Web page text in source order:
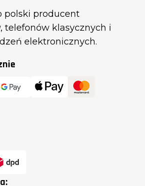
polski producent
telefonów klasycznych i
elektronicznych.